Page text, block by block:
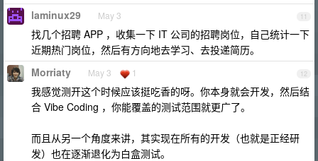
11
laminux29 May 3
找几个招聘 APP ，收集一下 IT 公司的招聘岗位，自己统计一下
近期热门岗位，然后有方向地去学习、去投递简历。
12
Morriaty May 3 1
我感觉测开这个时候应该挺吃香的呀。你本身就会开发，然后结
合 Vibe Coding ，你能覆盖的测试范围就更广了。
而且从另一个角度来讲，其实现在所有的开发（也就是正经研
发）也在逐渐退化为白盒测试。